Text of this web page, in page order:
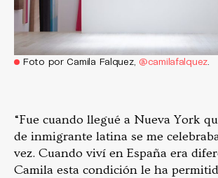
Foto por Camila Falquez, @camilafalquez
“Fue cuando llegué a Nueva York
de inmigrante latina se me
vez. Cuando viví en España era
Camila esta condición le ha